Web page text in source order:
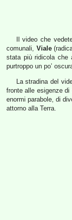
Il video che
comunali, Viale
stata più ridicola che
purtroppo un po’
La stradina del
fronte alle esigenze
enormi parabole, di
attorno alla Terra.